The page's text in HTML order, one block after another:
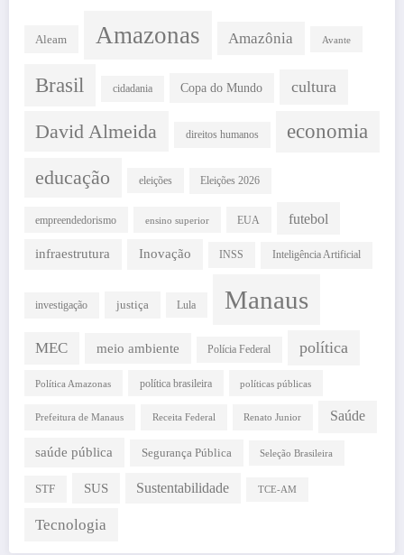
Aleam Amazonas Amazônia Avante
Brasil cidadania Copa do Mundo cultura
David Almeida direitos humanos economia
educação eleições Eleições 2026
empreendedorismo ensino superior EUA futebol
infraestrutura Inovação INSS Inteligência Artificial
investigação justiça Lula Manaus
MEC meio ambiente Polícia Federal política
Política Amazonas política brasileira políticas públicas
Prefeitura de Manaus Receita Federal Renato Junior Saúde
saúde pública Segurança Pública Seleção Brasileira
STF SUS Sustentabilidade TCE-AM
Tecnologia